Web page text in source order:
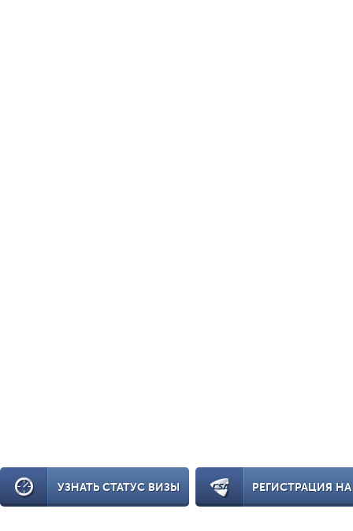
УЗНАТЬ СТАТУС ВИЗЫ РЕГИСТРАЦИЯ НА